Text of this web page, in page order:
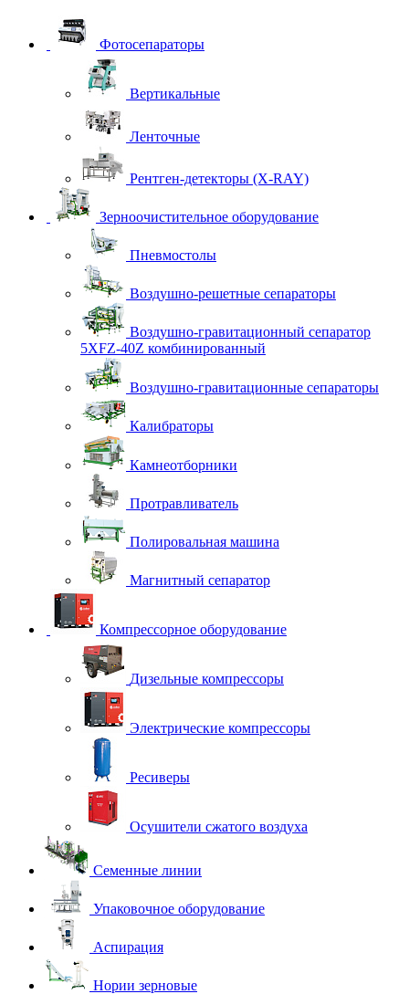
Фотосепараторы
Вертикальные
Ленточные
Рентген-детекторы (X-RAY)
Зерноочистительное оборудование
Пневмостолы
Воздушно-решетные сепараторы
Воздушно-гравитационный сепаратор
5XFZ-40Z комбинированный
Воздушно-гравитационные сепараторы
Калибраторы
Камнеотборники
Протравливатель
Полировальная машина
Магнитный сепаратор
Компрессорное оборудование
Дизельные компрессоры
Электрические компрессоры
Ресиверы
Осушители сжатого воздуха
Семенные линии
Упаковочное оборудование
Аспирация
Нории зерновые